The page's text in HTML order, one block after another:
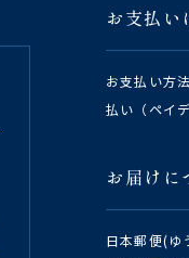
お支払い
お支払い方
払い（ペイ
お届けに
日本郵便(ゆ